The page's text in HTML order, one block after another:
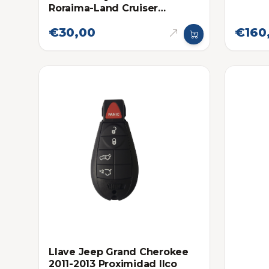
Roraima-Land Cruiser
€30,00
Llave Jeep Grand Cherokee
2011-2013 Proximidad Ilco